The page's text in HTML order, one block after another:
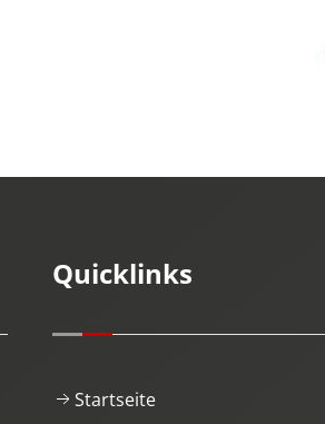
Quicklinks
Startseite